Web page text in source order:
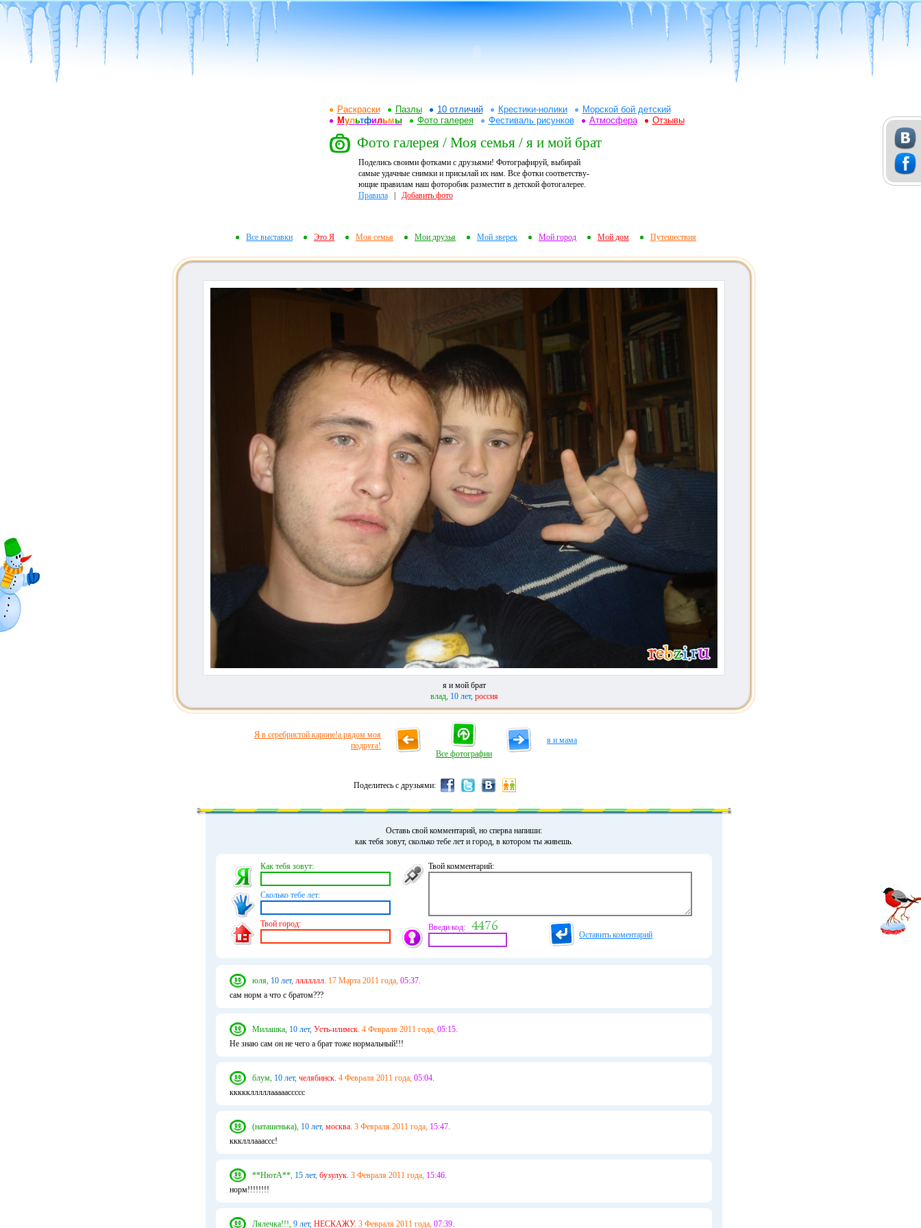
Раскраски Пазлы 10 отличий Крестики-нолики
Морской бой детский
Мультфильмы Фото галерея Фестиваль рисунков Атмосфера Отзывы
Фото галерея / Моя семья / я и мой брат
Поделись своими фотками с друзьями! Фотографируй, выбирай
самые удачные снимки и присылай их нам. Все фотки соответству-
ющие правилам наш фоторобик разместит в детской фотогалерее.
Правила| Добавить фото
Все выставки Это Я Моя семья Мои друзья Мой зверек Мой город Мой дом Путешествия
я и мой брат
влад, 10 лет, россия
Я в серебристой кароне!а рядом моя
подруга!
Все фотографии
я и мама
Поделитесь с друзьями:
Оставь свой комментарий, но сперва напиши:
как тебя зовут, сколько тебе лет и город, в котором ты живешь.
Как тебя зовут:
Сколько тебе лет:
Твой город:
Твой комментарий:
Введи код:
Оставить коментарий
юля, 10 лет, ллллллл. 17 Марта 2011 года, 05:37.
сам норм а что с братом???
Милашка, 10 лет, Усть-илимск. 4 Февраля 2011 года, 05:15.
Не знаю сам он не чего а брат тоже нормальный!!!
блум, 10 лет, челябинск. 4 Февраля 2011 года, 05:04.
ккккклллллааааассссс
(наташенька), 10 лет, москва. 3 Февраля 2011 года, 15:47.
ккклллааассс!
**НютА**, 15 лет, бузулук. 3 Февраля 2011 года, 15:46.
норм!!!!!!!!
Лялечка!!!, 9 лет, НЕСКАЖУ. 3 Февраля 2011 года, 07:39.